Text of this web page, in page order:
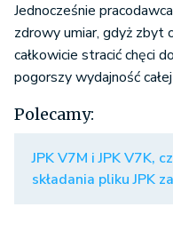
Jednocześnie
zdrowy umiar, gdyż zbyt
całkowicie stracić chęci
pogorszy wydajność
Polecamy:
JPK V7M i JPK V7K,
składania pliku JPK